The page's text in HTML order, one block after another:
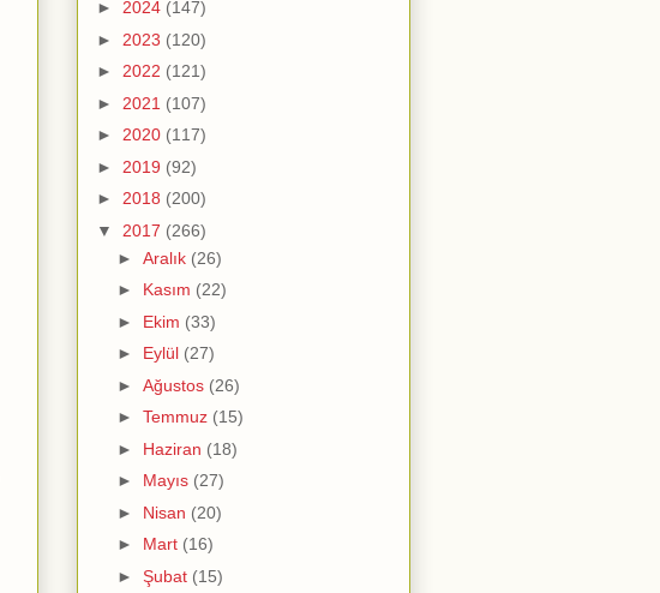
► 2024 (147)
► 2023 (120)
► 2022 (121)
► 2021 (107)
► 2020 (117)
► 2019 (92)
► 2018 (200)
▼ 2017 (266)
► Aralık (26)
► Kasım (22)
► Ekim (33)
► Eylül (27)
► Ağustos (26)
► Temmuz (15)
► Haziran (18)
► Mayıs (27)
► Nisan (20)
► Mart (16)
► Şubat (15)